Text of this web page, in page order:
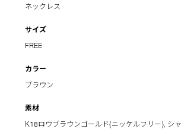
ネックレス
サイズ
FREE
カラー
ブラウン
素材
K18ロウブラウンゴールド(ニッケルフリー), シャ